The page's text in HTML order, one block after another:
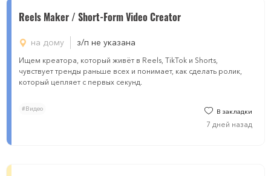
Reels Maker / Short-Form Video Creator
на дому з/п не указана
Ищем креатора, который живёт в Reels, TikTok и Shorts,
чувствует тренды раньше всех и понимает, как сделать ролик,
который цепляет с первых секунд.
#Видео В закладки
7 дней назад